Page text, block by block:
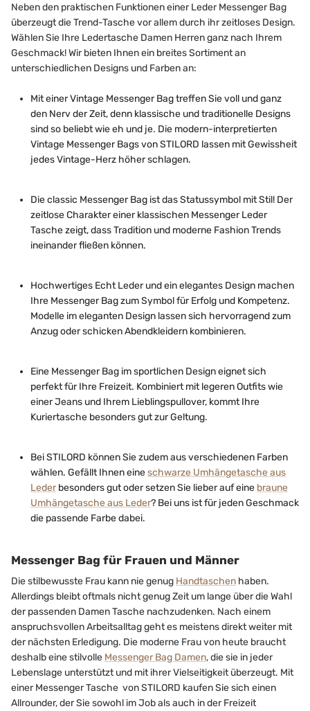
Neben den praktischen Funktionen einer Leder Messenger Bag
überzeugt die Trend-Tasche vor allem durch ihr zeitloses Design.
Wählen Sie Ihre Ledertasche Damen Herren ganz nach Ihrem
Geschmack! Wir bieten Ihnen ein breites Sortiment an
unterschiedlichen Designs und Farben an:
Mit einer Vintage Messenger Bag treffen Sie voll und ganz
den Nerv der Zeit, denn klassische und traditionelle Designs
sind so beliebt wie eh und je. Die modern-interpretierten
Vintage Messenger Bags von STILORD lassen mit Gewissheit
jedes Vintage-Herz höher schlagen.
Die classic Messenger Bag ist das Statussymbol mit Stil! Der
zeitlose Charakter einer klassischen Messenger Leder
Tasche zeigt, dass Tradition und moderne Fashion Trends
ineinander fließen können.
Hochwertiges Echt Leder und ein elegantes Design machen
Ihre Messenger Bag zum Symbol für Erfolg und Kompetenz.
Modelle im eleganten Design lassen sich hervorragend zum
Anzug oder schicken Abendkleidern kombinieren.
Eine Messenger Bag im sportlichen Design eignet sich
perfekt für Ihre Freizeit. Kombiniert mit legeren Outfits wie
einer Jeans und Ihrem Lieblingspullover, kommt Ihre
Kuriertasche besonders gut zur Geltung.
Bei STILORD können Sie zudem aus verschiedenen Farben
wählen. Gefällt Ihnen eineschwarze Umhängetasche aus
Leder besonders gut oder setzen Sie lieber auf eine braune
Umhängetasche aus Leder? Bei uns ist für jeden Geschmack
die passende Farbe dabei.
Messenger Bag für Frauen und Männer
Die stilbewusste Frau kann nie genug Handtaschen haben.
Allerdings bleibt oftmals nicht genug Zeit um lange über die Wahl
der passenden Damen Tasche nachzudenken. Nach einem
anspruchsvollen Arbeitsalltag geht es meistens direkt weiter mit
der nächsten Erledigung. Die moderne Frau von heute braucht
deshalb eine stilvolle Messenger Bag Damen, die sie in jeder
Lebenslage unterstützt und mit ihrer Vielseitigkeit überzeugt. Mit
einer Messenger Tasche von STILORD kaufen Sie sich einen
Allrounder, der Sie sowohl im Job als auch in der Freizeit